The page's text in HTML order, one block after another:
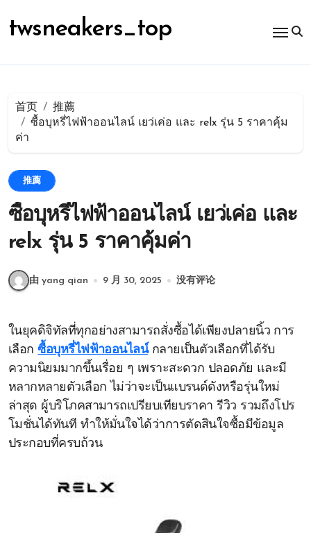
容
twsneakers_top
首页
推薦
ซื้อบุหรี่ไฟฟ้าออนไลน์ เยว่เค่อ และ relx รุ่น 5 ราคาคุ้ม
ค่า
推薦
ซื้อบุหรี่ไฟฟ้าออนไลน์ เยว่เค่อ และ
relx รุ่น 5 ราคาคุ้มค่า
由 yang qian 9 月 30, 2025 没有评论
ในยุคดิจิทัลที่ทุกอย่างสามารถสั่งซื้อได้เพียงปลายนิ้ว การ
เลือกซื้อบุหรี่ไฟฟ้าออนไลน์กลายเป็นตัวเลือกที่ได้รับ
ความนิยมมากขึ้นเรื่อย ๆ เพราะสะดวก ปลอดภัย และมี
หลากหลายตัวเลือก ไม่ว่าจะเป็นแบรนด์ดังหรือรุ่นใหม่
ล่าสุด ผู้บริโภคสามารถเปรียบเทียบราคา รีวิว รวมถึงโปร
โมชั่นได้ทันที ทำให้มั่นใจได้ว่าการตัดสินใจซื้อมีข้อมูล
ประกอบที่ครบถ้วน